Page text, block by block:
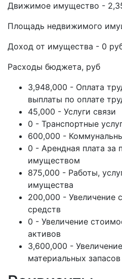
Движимое имущество -
Площадь недвижимого
Доход от имущества - 0
Расходы бюджета, руб
3,948,000 - Оплата
выплаты по оплате
45,000 - Услуги связи
0 - Транспортные
600,000 -
0 - Арендная плата за
имуществом
875,000 - Работы,
имущества
200,000 - Увеличение
средств
0 - Увеличение
активов
3,600,000 -
материальных запасов